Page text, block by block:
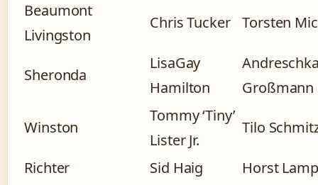
Beaumont
Livingston
Chris Tucker Torsten
Sheronda
LisaGay
Hamilton
Großmann
Winston
Tommy ‘Tiny’
Lister Jr.
Tilo
Richter Sid Haig Horst